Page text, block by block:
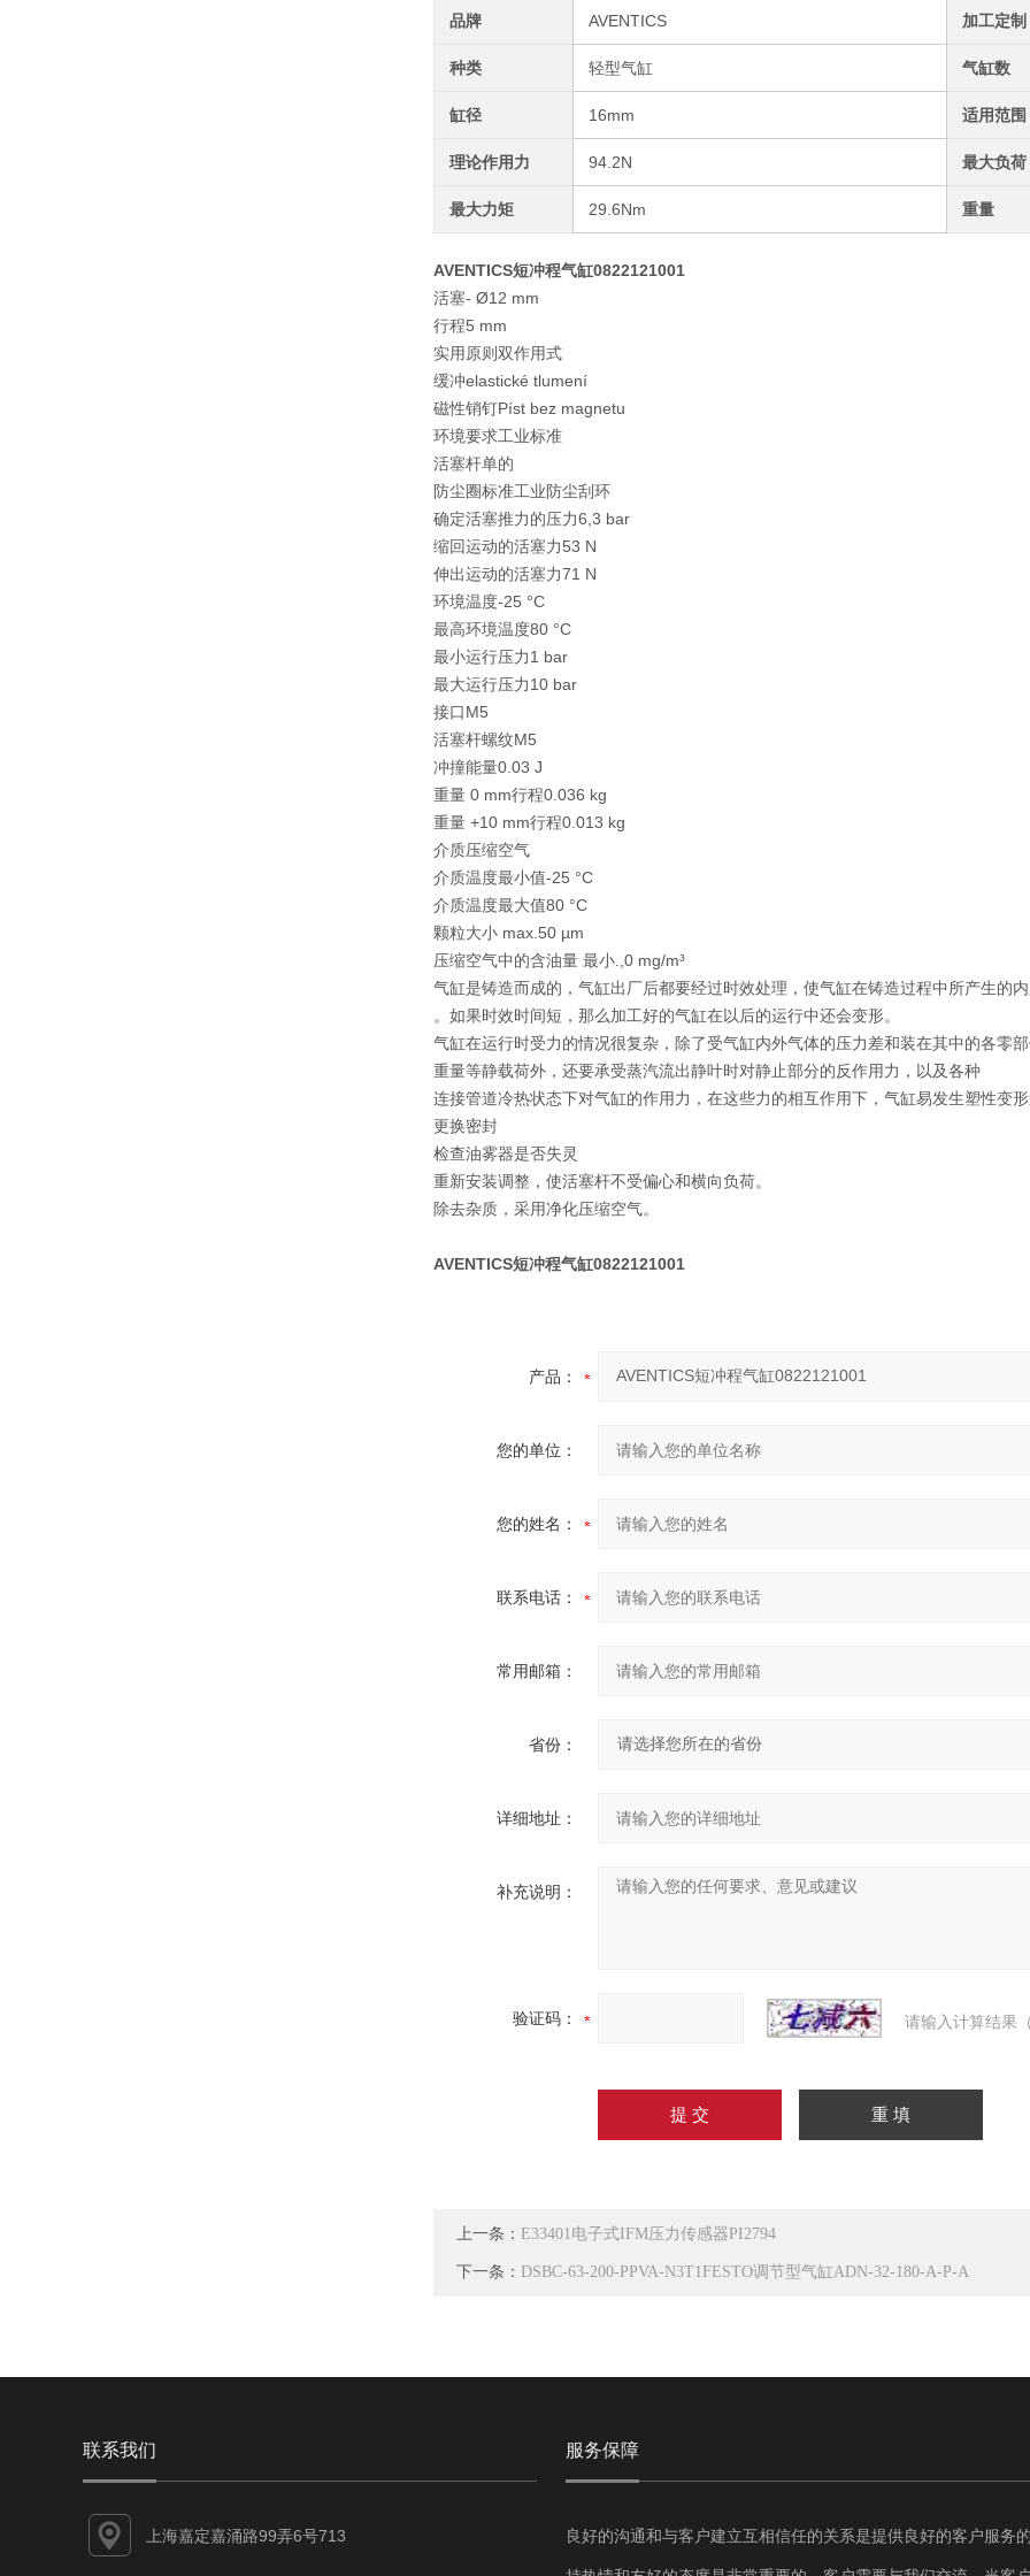
品牌 AVENTICS 加工定制
种类 轻型气缸 气缸数
缸径 16mm 适用范围
理论作用力 94.2N 最大负荷
最大力矩 29.6Nm 重量
AVENTICS短冲程气缸0822121001
活塞- Ø12 mm
行程5 mm
实用原则双作用式
缓冲elastické tlumení
磁性销钉Píst bez magnetu
环境要求工业标准
活塞杆单的
防尘圈标准工业防尘刮环
确定活塞推力的压力6,3 bar
缩回运动的活塞力53 N
伸出运动的活塞力71 N
环境温度-25 °C
最高环境温度80 °C
最小运行压力1 bar
最大运行压力10 bar
接口M5
活塞杆螺纹M5
冲撞能量0.03 J
重量 0 mm行程0.036 kg
重量 +10 mm行程0.013 kg
介质压缩空气
介质温度最小值-25 °C
介质温度最大值80 °C
颗粒大小 max.50 µm
压缩空气中的含油量 最小.,0 mg/m³
气缸是铸造而成的，气缸出厂后都要经过时效处理，使气缸在铸造过程中所产生的
。如果时效时间短，那么加工好的气缸在以后的运行中还会变形。
气缸在运行时受力的情况很复杂，除了受气缸内外气体的压力差和装在其中的各零
重量等静载荷外，还要承受蒸汽流出静叶时对静止部分的反作用力，以及各种
连接管道冷热状态下对气缸的作用力，在这些力的相互作用下，气缸易发生塑性变
更换密封
检查油雾器是否失灵
重新安装调整，使活塞杆不受偏心和横向负荷。
除去杂质，采用净化压缩空气。
AVENTICS短冲程气缸0822121001
产品：
您的单位：
您的姓名：
联系电话：
常用邮箱：
省份：
详细地址：
补充说明：
验证码： 请输入计算结果
上一条： E33401电子式IFM压力传感器PI2794
下一条： DSBC-63-200-PPVA-N3T1FESTO调节型气缸ADN-32-180-A-P-A
联系我们
上海嘉定嘉涌路99弄6号713
服务保障
良好的沟通和与客户建立互相信任的关系是提供良好的客户服务